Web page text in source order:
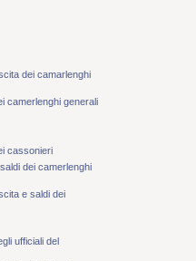
dei camarlenghi
camerlenghi generali
cassonieri
dei camerlenghi
e saldi dei
ufficiali del